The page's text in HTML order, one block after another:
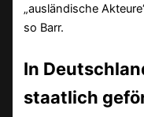
„ausländische
so Barr.
In
staatlich